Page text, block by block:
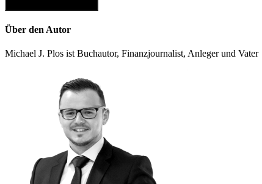
Über den Autor
Michael J. Plos ist Buchautor, Finanzjournalist, Anleger und Vater